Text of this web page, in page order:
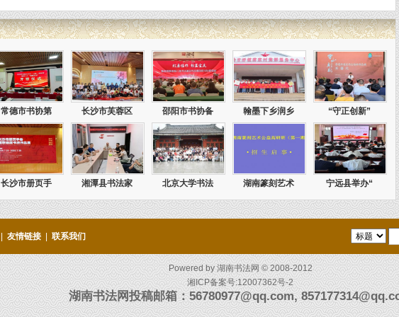
常德市书协第 长沙市芙蓉区 邵阳市书协备 翰墨下乡润乡 “守正创新”
长沙市册页手 湘潭县书法家 北京大学书法 湖南篆刻艺术 宁远县举办“
友情链接 联系我们
Powered by 湖南书法网 © 2008-2012
湘ICP备案号:12007362号-2
湖南书法网投稿邮箱：56780977@qq.com,